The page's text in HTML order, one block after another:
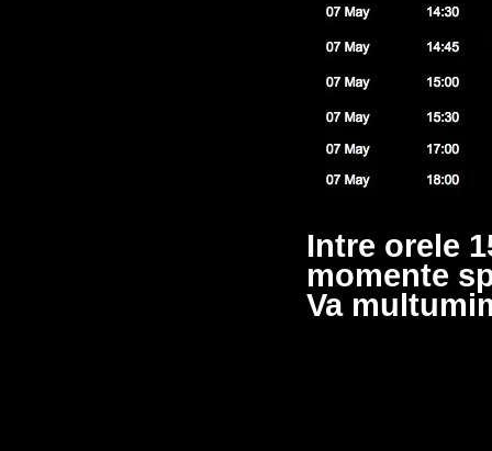
Intre orele
momente
Va